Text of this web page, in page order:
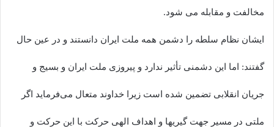
مخالفت و مقابله می شود.
ایشان نظام سلطه را دشمن همه ملت ایران دانستند و در عین حال
گفتند: اما این دشمنی تأثیر ندارد و پیروزی ملت ایران و بسیج و
جریان انقلابی تضمین شده است زیرا خداوند متعال می‌فرماید اگر
ملتی در مسیر جهت گیریها و اهداف الهی حرکت با این حرکت و